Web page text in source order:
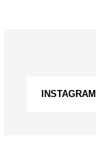
INSTAGRAM